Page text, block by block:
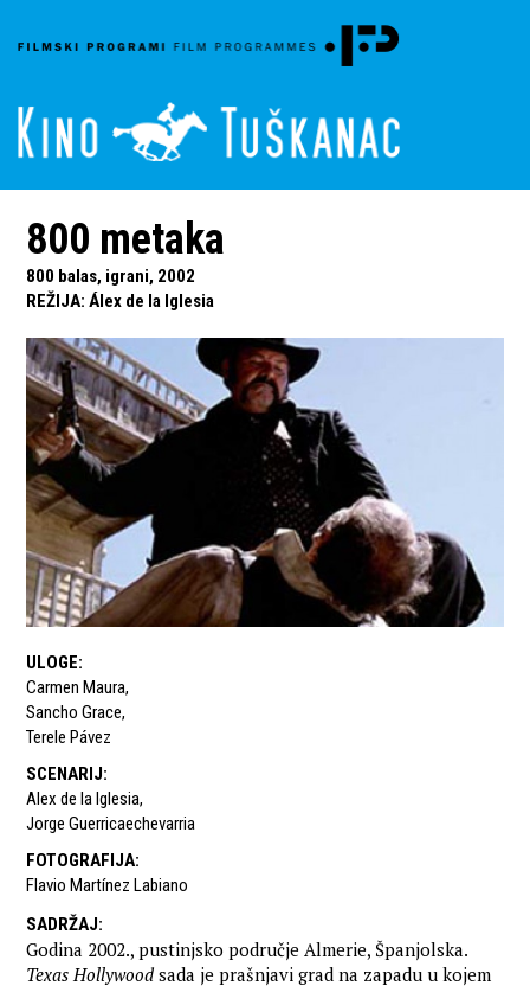
800 metaka
800 balas, igrani, 2002
REŽIJA: Álex de la Iglesia
ULOGE:
Carmen Maura,
Sancho Grace,
Terele Pávez
SCENARIJ:
Alex de la Iglesia,
Jorge Guerricaechevarria
FOTOGRAFIJA:
Flavio Martínez Labiano
SADRŽAJ:
Godina 2002., pustinjsko područje Almerie, Španjolska.
Texas Hollywood sada je prašnjavi grad na zapadu u kojem